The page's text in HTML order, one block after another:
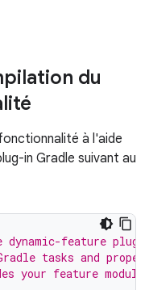
du
à l'aide
in Gradle suivant au
feature
tasks and
your feature